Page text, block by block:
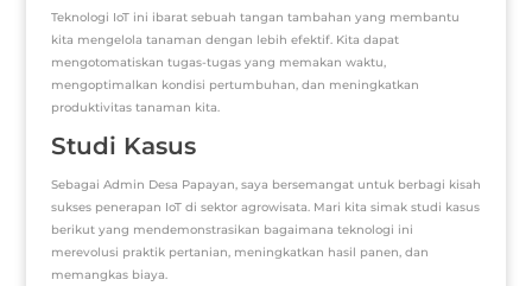
Teknologi IoT ini ibarat sebuah tangan tambahan yang membantu
kita mengelola tanaman dengan lebih efektif. Kita dapat
mengotomatiskan tugas-tugas yang memakan waktu,
mengoptimalkan kondisi pertumbuhan, dan meningkatkan
produktivitas tanaman kita.
Studi Kasus
Sebagai Admin Desa Papayan, saya bersemangat untuk berbagi kisah
sukses penerapan IoT di sektor agrowisata. Mari kita simak studi kasus
berikut yang mendemonstrasikan bagaimana teknologi ini
merevolusi praktik pertanian, meningkatkan hasil panen, dan
memangkas biaya.